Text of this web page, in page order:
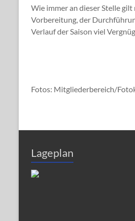
Wie immer an dieser Stelle
Vorbereitung, der
Verlauf der Saison viel
Fotos: Mitgliederbereich/
Lageplan